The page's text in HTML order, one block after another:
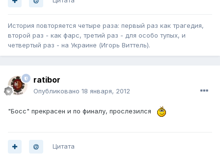
История повторяется четыре раза: первый раз как трагедия,
второй раз - как фарс, третий раз - для особо тупых, и
четвертый раз - на Украине (Игорь Виттель).
ratibor
Опубликовано 18 января, 2012
"Босс" прекрасен и по финалу, прослезился
Цитата